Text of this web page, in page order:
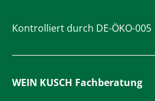
Kontrolliert durch DE-ÖKO-005
WEIN KUSCH Fachberatung